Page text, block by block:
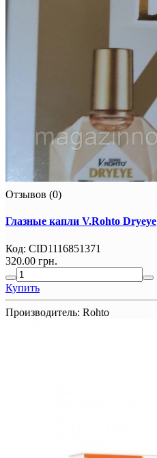
Отзывов (0)
Глазные капли V.Rohto Dryeye
Код: CID1116851371
320.00 грн.
Купить
Производитель: Rohto